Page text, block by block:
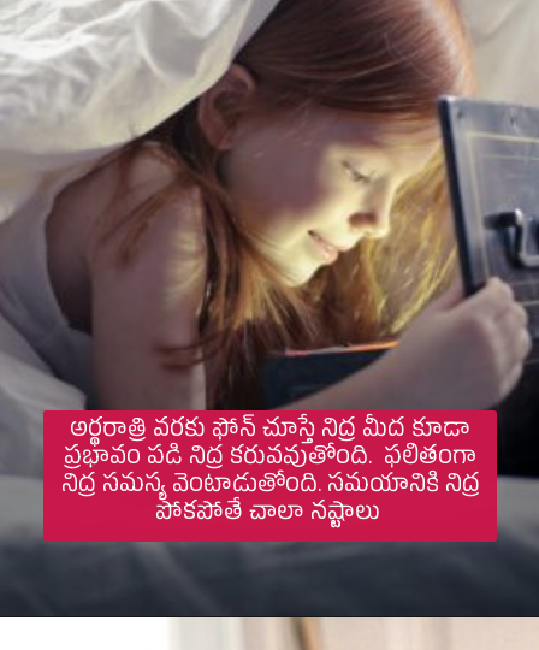
అర్థరాత్రి వరకు ఫోన్ చూస్తే నిద్ర మీద కూడా
ప్రభావం పడి నిద్ర కరువవుతోంది. ఫలితంగా
నిద్ర సమస్య వెంటాడుతోంది. సమయానికి నిద్ర
పోకపోతే చాలా నష్టాలు